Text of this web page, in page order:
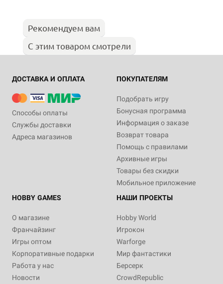
Рекомендуем вам
С этим товаром смотрели
ДОСТАВКА И ОПЛАТА
Способы оплаты
Службы доставки
Адреса магазинов
ПОКУПАТЕЛЯМ
Подобрать игру
Бонусная программа
Информация о заказе
Возврат товара
Помощь с правилами
Архивные игры
Товары без скидки
Мобильное приложение
HOBBY GAMES
О магазине
Франчайзинг
Игры оптом
Корпоративные подарки
Работа у нас
Новости
НАШИ ПРОЕКТЫ
Hobby World
Игрокон
Warforge
Мир фантастики
Берсерк
CrowdRepublic